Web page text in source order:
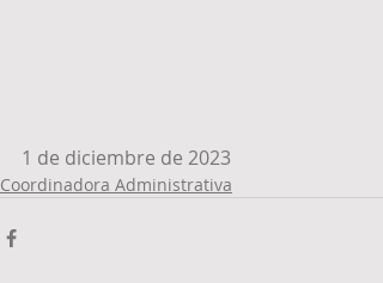
1 de diciembre de 2023
Coordinadora Administrativa